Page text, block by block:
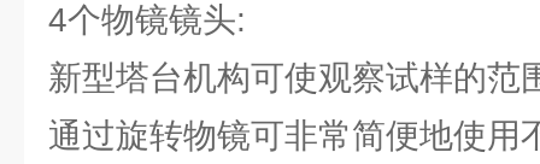
4个物镜镜头:
新型塔台机构可使观察试样的范
通过旋转物镜可非常简便地使用